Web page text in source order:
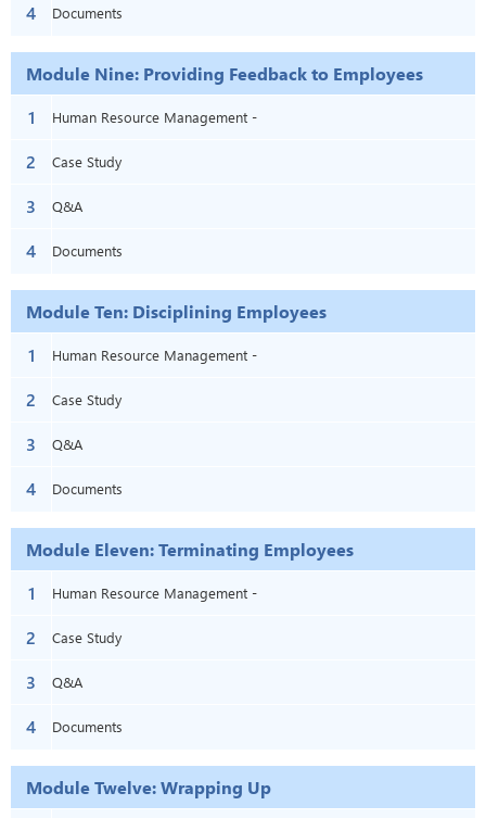
4 Documents
Module Nine: Providing Feedback to Employees
1
Human Resource Management -
Module Nine: Providing Feedback to
Employees
2 Case Study
3 Q&A
4 Documents
Module Ten: Disciplining Employees
1
Human Resource Management -
Module Ten: Disciplining Employees
2 Case Study
3 Q&A
4 Documents
Module Eleven: Terminating Employees
1
Human Resource Management -
Module Eleven: Terminating Employees
2 Case Study
3 Q&A
4 Documents
Module Twelve: Wrapping Up